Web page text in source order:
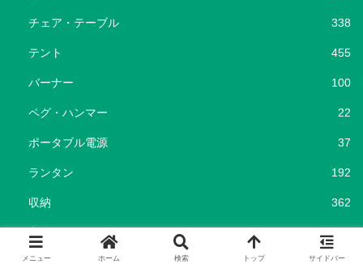
チェア・テーブル 338
テント 455
バーナー 100
ペグ・ハンマー 22
ポータブル電源 37
ランタン 192
収納 362
215
暖房器具 116
メニュー ホーム 検索 トップ サイドバー